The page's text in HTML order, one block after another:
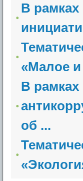
В
«Малое
В
об ...